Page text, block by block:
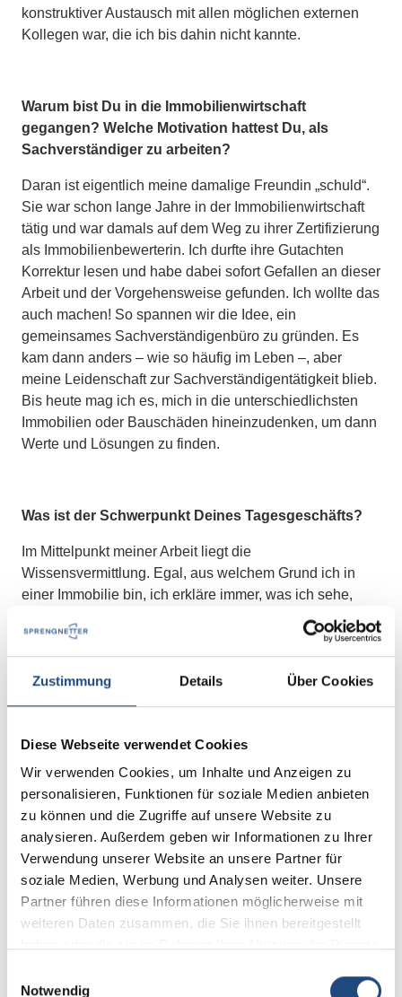
Zustimmung Details Über Cookies
Diese Webseite verwendet Cookies
Wir verwenden Cookies, um Inhalte und Anzeigen zu
personalisieren, Funktionen für soziale Medien anbieten
zu können und die Zugriffe auf unsere Website zu
analysieren. Außerdem geben wir Informationen zu Ihrer
Verwendung unserer Website an unsere Partner für
soziale Medien, Werbung und Analysen weiter. Unsere
Partner führen diese Informationen möglicherweise mit
weiteren Daten zusammen, die Sie ihnen bereitgestellt
Notwendig
konstruktiver Austausch mit allen möglichen externen
Kollegen war, die ich bis dahin nicht kannte.
Warum bist Du in die Immobilienwirtschaft
gegangen? Welche Motivation hattest Du, als
Sachverständiger zu arbeiten?
Daran ist eigentlich meine damalige Freundin „schuld“.
Sie war schon lange Jahre in der Immobilienwirtschaft
tätig und war damals auf dem Weg zu ihrer Zertifizierung
als Immobilienbewerterin. Ich durfte ihre Gutachten
Korrektur lesen und habe dabei sofort Gefallen an dieser
Arbeit und der Vorgehensweise gefunden. Ich wollte das
auch machen! So spannen wir die Idee, ein
gemeinsames Sachverständigenbüro zu gründen. Es
kam dann anders – wie so häufig im Leben –, aber
meine Leidenschaft zur Sachverständigentätigkeit blieb.
Bis heute mag ich es, mich in die unterschiedlichsten
Immobilien oder Bauschäden hineinzudenken, um dann
Werte und Lösungen zu finden.
Was ist der Schwerpunkt Deines Tagesgeschäfts?
Im Mittelpunkt meiner Arbeit liegt die
Wissensvermittlung. Egal, aus welchem Grund ich in
einer Immobilie bin, ich erkläre immer, was ich sehe,
welche Ursachen oder Folgen etwas hat und grenze in
diesen Erläuterungen auch immer erkennbar ab, was ich
mache und was ich eben nicht mache. Mein Fokus im
Tagesgeschäft liegt dabei auf der Überprüfung vor dem
Kauf von gebrauchten Immobilien im Bestand, der
Immobilienbewertung und der Ausbildung von
Sachverständigen für Wohnflächenberechnung in
meiner eigenen Akademie. Wann immer es geht, nehme
ich mir dann gerne die Zeit, unter anderem für die
Sprengnetter-Akademie, um Vorträge zu halten,
Schulungen durchzuführen und so sicherzustellen dass
ich mein Wissen weiter vermittele.
Was ist der Lieblingskurs, den Du unterrichtest?
Mein absoluter Lieblingskurs ist "Schadstoffe in